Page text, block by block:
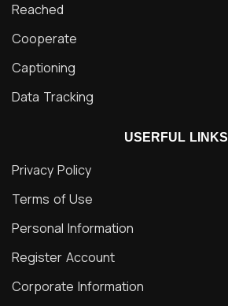
Reached
Cooperate
Captioning
Data Tracking
USERFUL LINKS
Privacy Policy
Terms of Use
Personal Information
Register Account
Corporate Information